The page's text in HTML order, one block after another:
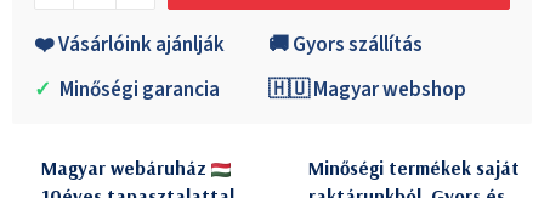
❤️ Vásárlóink ajánlják
🚚 Gyors szállítás
✓ Minőségi garancia 🇭🇺 Magyar webshop
Magyar webáruház
Minőségi termékek saját